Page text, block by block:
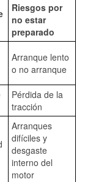
Riesgos por
no estar
preparado
Arranque lento
o no arranque
Pérdida de la
tracción
Arranques
difíciles y
desgaste
interno del
motor